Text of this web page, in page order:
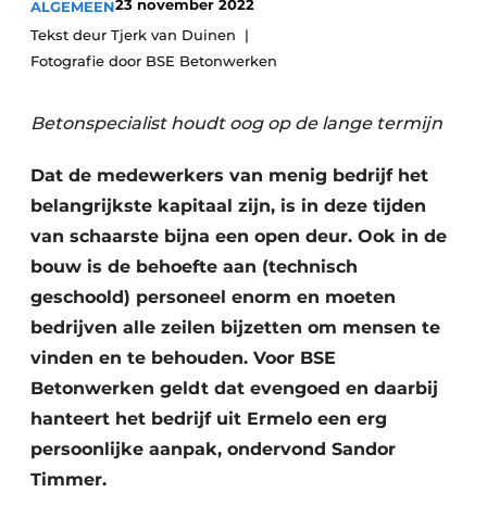
Privacy / Cookie statement
Vacature aanmelden
ALGEMEEN23 november 2022
Tekst deur Tjerk van Duinen
Fotografie door BSE Betonwerken
Betonspecialist houdt oog op de lange termijn
Dat de medewerkers van menig bedrijf het
belangrijkste kapitaal zijn, is in deze tijden
van schaarste bijna een open deur. Ook in de
bouw is de behoefte aan (technisch
geschoold) personeel enorm en moeten
bedrijven alle zeilen bijzetten om mensen te
vinden en te behouden. Voor BSE
Betonwerken geldt dat evengoed en daarbij
hanteert het bedrijf uit Ermelo een erg
persoonlijke aanpak, ondervond Sandor
Timmer.